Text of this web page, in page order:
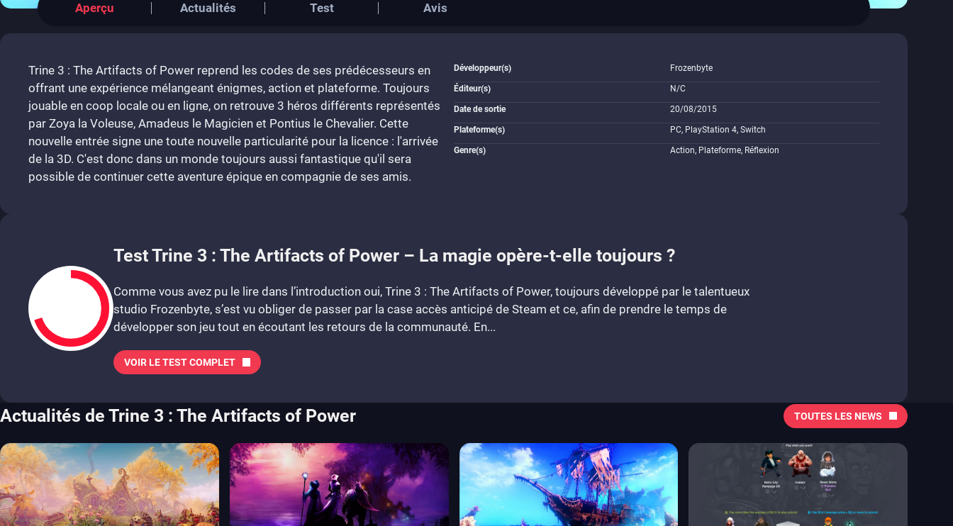
Aperçu Actualités Test Avis
Trine 3 : The Artifacts of Power reprend les codes de ses prédécesseurs en
offrant une expérience mélangeant énigmes, action et plateforme. Toujours
jouable en coop locale ou en ligne, on retrouve 3 héros différents représentés
par Zoya la Voleuse, Amadeus le Magicien et Pontius le Chevalier. Cette
nouvelle entrée signe une toute nouvelle particularité pour la licence : l'arrivée
de la 3D. C'est donc dans un monde toujours aussi fantastique qu'il sera
possible de continuer cette aventure épique en compagnie de ses amis.
Développeur(s) Frozenbyte
Éditeur(s) N/C
Date de sortie 20/08/2015
Plateforme(s) PC, PlayStation 4, Switch
Genre(s) Action, Plateforme, Réflexion
Test Trine 3 : The Artifacts of Power – La magie opère-t-elle toujours ?
Comme vous avez pu le lire dans l’introduction oui, Trine 3 : The Artifacts of Power, toujours développé par le talentueux
studio Frozenbyte, s’est vu obliger de passer par la case accès anticipé de Steam et ce, afin de prendre le temps de
développer son jeu tout en écoutant les retours de la communauté. En...
VOIR LE TEST COMPLET
Actualités de Trine 3 : The Artifacts of Power TOUTES LES NEWS